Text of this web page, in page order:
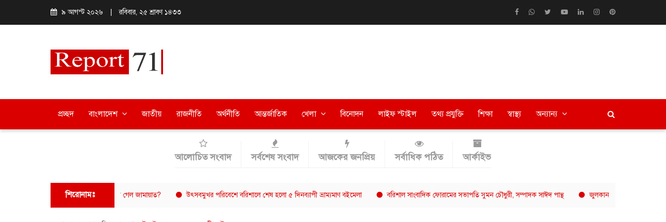
৯ আগস্ট ২০২৬ রবিবার, ২৫ শ্রাবণ ১৪৩৩
প্রচ্ছদ বাংলাদেশ জাতীয় রাজনীতি অর্থনীতি আন্তর্জাতিক খেলা বিনোদন লাইফ স্টাইল তথ্য প্রযুক্তি শিক্ষা স্বাস্থ্য অন্যান্য
আলোচিত সংবাদ সর্বশেষ সংবাদ আজকের জনপ্রিয় সর্বাধিক পঠিত আর্কাইভ
শিরোনামঃ
ইতিহাসে নিজেদের ভূমিকা এড়িয়ে গেল জামায়াত? উৎসবমুখর পরিবেশে বরিশালে শেষ হলো ৫ দিনব্যাপী ভ্রাম্যমাণ বইমেলা বরিশাল সাংবাদিক ফোরামের সভাপতি সুমন চৌধুরী, সম্পাদক সাঈদ পান্থ জুলকান বিটডাউন ০২-এ অ্যামেচার